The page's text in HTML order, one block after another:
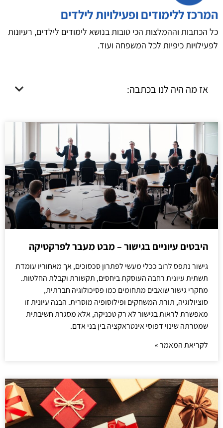
המרכז ללימודים ופעילויות לילדים
כל הכתבות וההמלצות הכי טובות בנושא לימודים לילדים, רעיונות
לפעילויות כיפיות לכל המשפחה ועוד.
אז מה היה לנו בכתבה:
היבטים עיוניים בגישור – מבט מעבר לפרקטיקה
גישור נתפס לרוב ככלי מעשי לפתרון סכסוכים, אך מאחוריו עומדת
תשתית עיונית רחבה העוסקת ביחסים, תקשורת וקבלת החלטות.
מחקרי גישור שואבים מתחומים כמו פסיכולוגיה חברתית,
סוציולוגיה, תורת המשחקים ופילוסופיה מוסרית. הבנה עיונית זו
מאפשרת לראות בגישור לא רק טכניקה, אלא מסגרת חשיבתית
שמטרתה שינוי דפוסי אינטראקציה בין בני אדם.
לקריאת המאמר »